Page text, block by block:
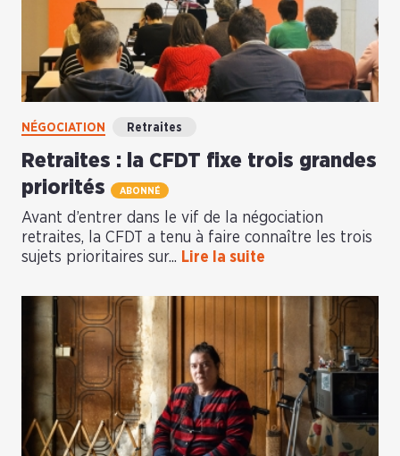
NÉGOCIATION Retraites
Retraites : la CFDT fixe trois grandes
priorités
ABONNÉ
Avant d’entrer dans le vif de la négociation
retraites, la CFDT a tenu à faire connaître les trois
sujets prioritaires sur... Lire la suite